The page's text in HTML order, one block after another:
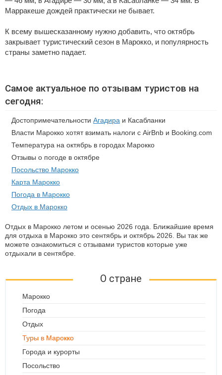
Марракеше дождей практически не бывает.
К всему вышесказанному нужно добавить, что октябрь
закрывает туристический сезон в Марокко, и популярность
страны заметно падает.
Самое актуальное по отзывам туристов на
сегодня:
Достопримечательности Агадира и Касабланки
Власти Марокко хотят взимать налоги с AirBnb и Booking.com
Температура на октябрь в городах Марокко
Отзывы о погоде в октябре
Посольство Марокко
Карта Марокко
Погода в Марокко
Отдых в Марокко
Отдых в Марокко летом и осенью 2026 года. Ближайшие время
для отдыха в Марокко это сентябрь и октябрь 2026. Вы так же
можете ознакомиться с отзывами туристов которые уже
отдыхали в сентябре.
О стране
Марокко
Погода
Отдых
Туры в Марокко
Города и курорты
Посольство